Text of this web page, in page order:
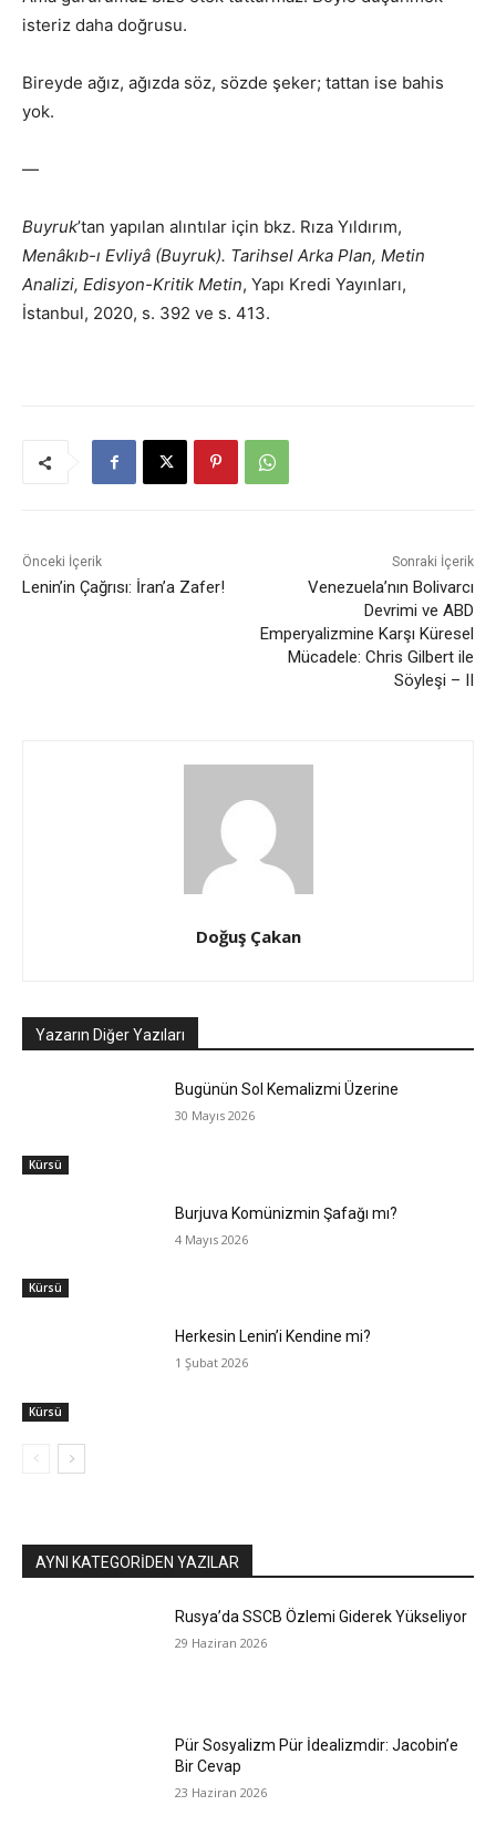
isteriz daha doğrusu.
Bireyde ağız, ağızda söz, sözde şeker; tattan ise bahis
yok.
—
Buyruk’tan yapılan alıntılar için bkz. Rıza Yıldırım,
Menâkıb-ı Evliyâ (Buyruk). Tarihsel Arka Plan, Metin
Analizi, Edisyon-Kritik Metin, Yapı Kredi Yayınları,
İstanbul, 2020, s. 392 ve s. 413.
Önceki İçerik
Lenin’in Çağrısı: İran’a Zafer!
Sonraki İçerik
Venezuela’nın Bolivarcı
Devrimi ve ABD
Emperyalizmine Karşı Küresel
Mücadele: Chris Gilbert ile
Söyleşi – II
Doğuş Çakan
Yazarın Diğer Yazıları
Kürsü
Bugünün Sol Kemalizmi Üzerine
30 Mayıs 2026
Kürsü
Burjuva Komünizmin Şafağı mı?
4 Mayıs 2026
Kürsü
Herkesin Lenin’i Kendine mi?
1 Şubat 2026
AYNI KATEGORIDEN YAZILAR
Rusya’da SSCB Özlemi Giderek Yükseliyor
29 Haziran 2026
Pür Sosyalizm Pür İdealizmdir: Jacobin’e
Bir Cevap
23 Haziran 2026